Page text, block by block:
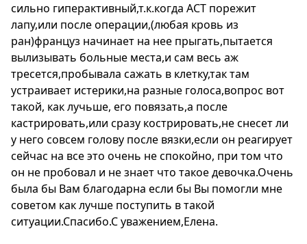
сильно гиперактивный,т.к.когда АСТ порежит
лапу,или после операции,(любая кровь из
ран)француз начинает на нее прыгать,пытается
вылизывать больные места,и сам весь аж
тресется,пробывала сажать в клетку,так там
устраивает истерики,на разные голоса,вопрос вот
такой, как лучьше, его повязать,а после
кастрировать,или сразу кострировать,не снесет ли
у него совсем голову после вязки,если он реагирует
сейчас на все это очень не спокойно, при том что
он не пробовал и не знает что такое девочка.Очень
была бы Вам благодарна если бы Вы помогли мне
советом как лучше поступить в такой
ситуации.Спасибо.С уважением,Елена.